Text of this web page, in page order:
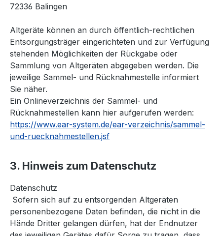
72336 Balingen
Altgeräte können an durch öffentlich-rechtlichen
Entsorgungsträger eingerichteten und zur Verfügung
stehenden Möglichkeiten der Rückgabe oder
Sammlung von Altgeräten abgegeben werden. Die
jeweilige Sammel- und Rücknahmestelle informiert
Sie näher.
Ein Onlineverzeichnis der Sammel- und
Rücknahmestellen kann hier aufgerufen werden:
https://www.ear-system.de/ear-verzeichnis/sammel-
und-ruecknahmestellen.jsf
3. Hinweis zum Datenschutz
Datenschutz
Sofern sich auf zu entsorgenden Altgeräten
personenbezogene Daten befinden, die nicht in die
Hände Dritter gelangen dürfen, hat der Endnutzer